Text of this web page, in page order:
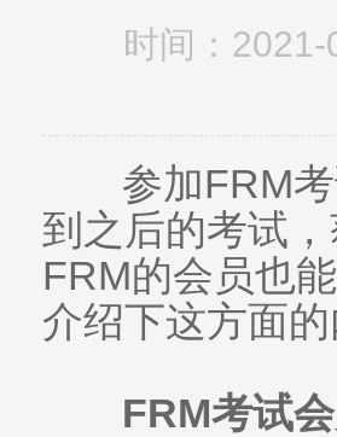
时间：
参加FRM考
到之后的考试
FRM的会员也
介绍下这方面的
FRM考试会